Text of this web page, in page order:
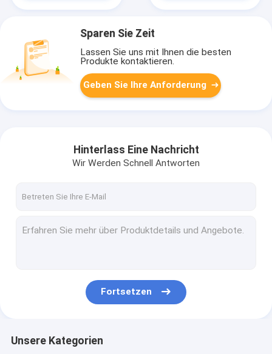
Sparen Sie Zeit
Lassen Sie uns mit Ihnen die besten
Produkte kontaktieren.
Geben Sie Ihre Anforderung
Hinterlass Eine Nachricht
Wir Werden Schnell Antworten
Fortsetzen
Unsere Kategorien